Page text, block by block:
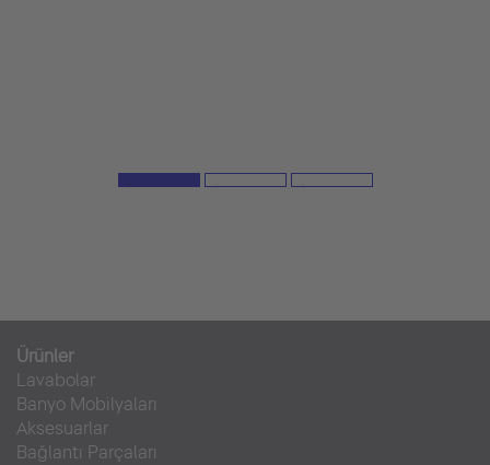
Ürünler
Lavabolar
Banyo Mobilyaları
Aksesuarlar
Bağlantı Parçaları